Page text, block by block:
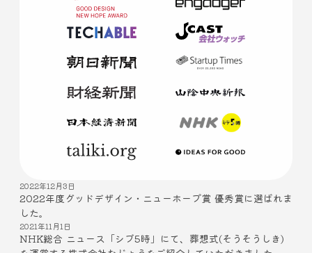
2022年12月3日
2022年度グッドデザイン・ニューホープ賞 優秀賞に選ばれま
した。
2021年11月1日
NHK総合 ニュース「シブ5時」にて、葬想式(そうそうしき)